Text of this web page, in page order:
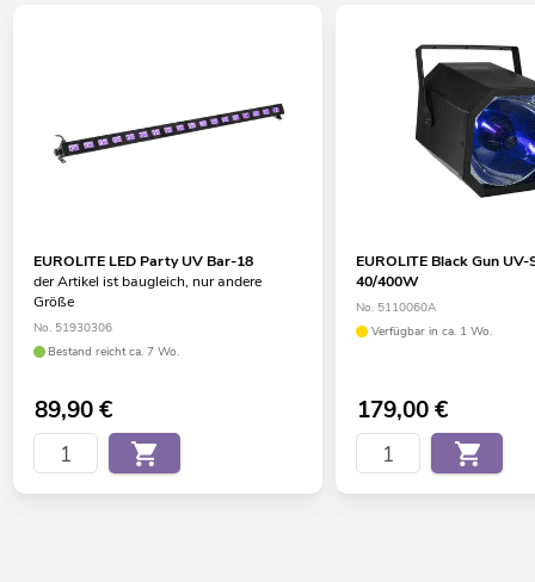
EUROLITE LED Party UV Bar-18
der Artikel ist baugleich, nur andere
Größe
No. 51930306
Bestand reicht ca. 7 Wo.
89,90€
EUROLITE Black Gun
40/400W
No. 5110060A
Verfügbar in ca. 1 Wo.
179,00€